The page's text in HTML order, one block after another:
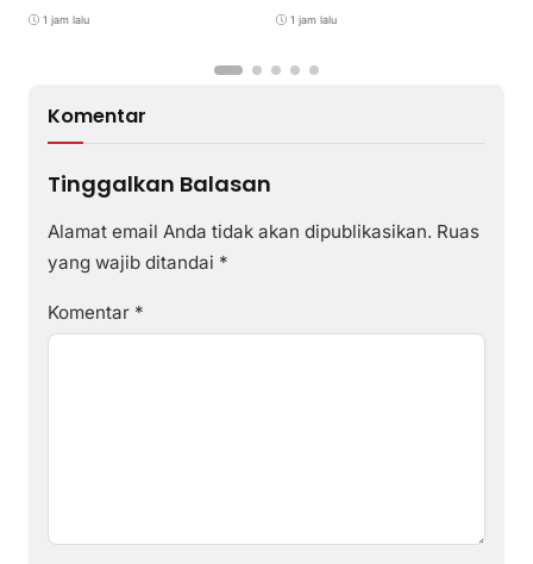
1 jam lalu 1 jam lalu
Komentar
Tinggalkan Balasan
Alamat email Anda tidak akan dipublikasikan. Ruas
yang wajib ditandai *
Komentar *